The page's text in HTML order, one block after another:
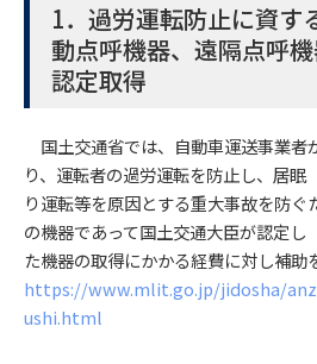
1．過労運転防止に資す
動点呼機器、遠隔点呼
認定取得
国土交通省では、自動車運送事業者
り、運転者の過労運転を防止し、居眠
り運転等を原因とする重大事故を防
の機器であって国土交通大臣が認定し
た機器の取得にかかる経費に対し補助
https://www.mlit.go.jp/jidosha/
ushi.html